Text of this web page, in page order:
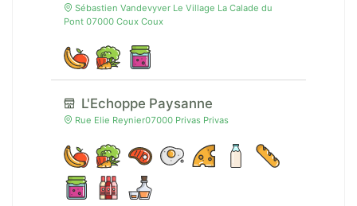
Sébastien Vandevyver Le Village La Calade du
Pont 07000 Coux Coux
L'Echoppe Paysanne
Rue Elie Reynier07000 Privas Privas